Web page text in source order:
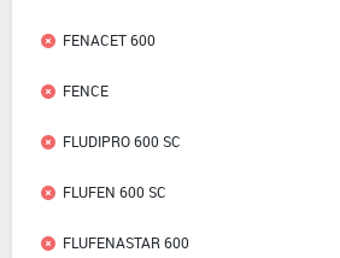
FENACET 600
FENCE
FLUDIPRO 600 SC
FLUFEN 600 SC
FLUFENASTAR 600